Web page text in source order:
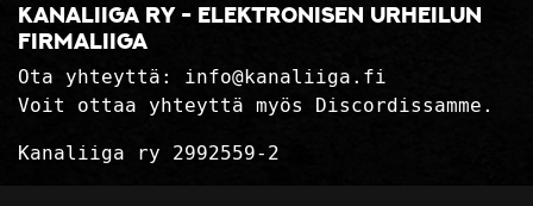
Kanaliiga ry - elektronisen urheilun
firmaliiga
Ota yhteyttä: info@kanaliiga.fi
Voit ottaa yhteyttä myös Discordissamme.
Kanaliiga ry 2992559-2